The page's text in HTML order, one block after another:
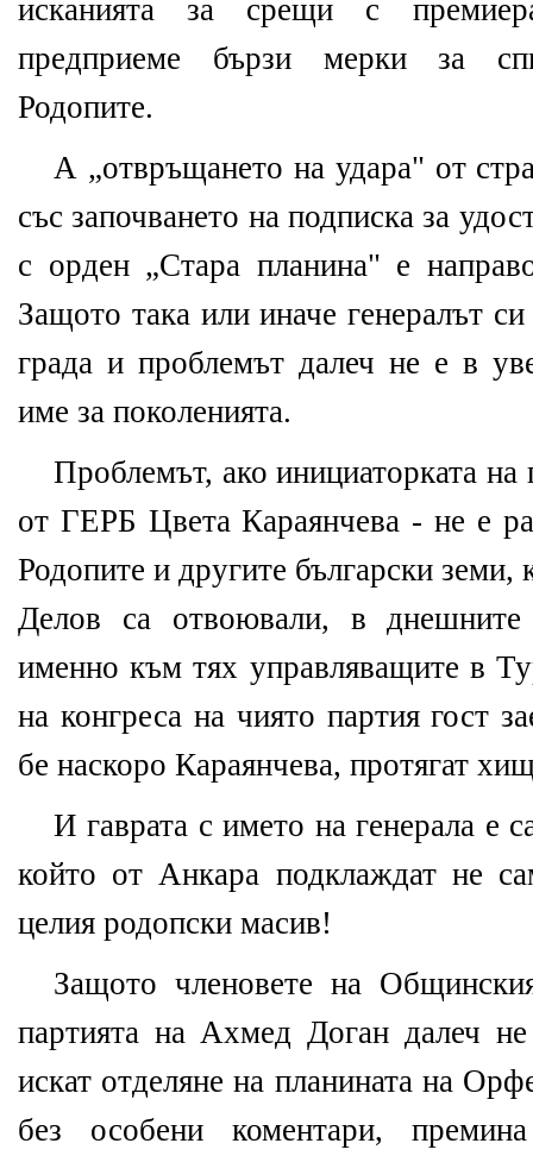
исканията за срещи с
предприеме бързи мерки за
Родопите.
А „отвръщането на удара" от
със започването на подписка за
с орден „Стара планина" е
Защото така или иначе генералът
града и проблемът далеч не е в
име за поколенията.
Проблемът, ако инициаторката на
от ГЕРБ Цвета Караянчева - не е
Родопите и другите български земи,
Делов са отвоювали, в
именно към тях управляващите в
на конгреса на чиято партия гост
бе наскоро Караянчева, протягат
И гаврата с името на генерала е
който от Анкара подклаждат не
целия родопски масив!
Защото членовете на
партията на Ахмед Доган далеч не
искат отделяне на планината на
без особени коментари,